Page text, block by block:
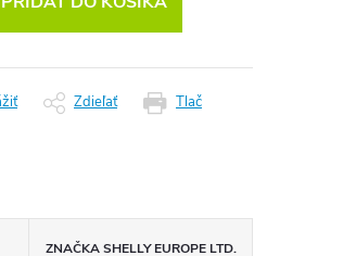
Tlač
Zdieľať
ZNAČKASHELLY EUROPE LTD.